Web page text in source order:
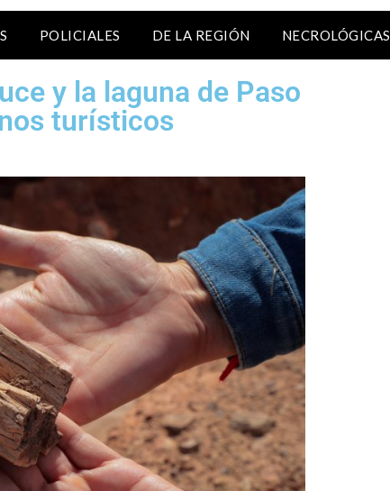
POLICIALES DE LA REGIÓN NECROLÓGICAS
y la laguna de Paso
turísticos